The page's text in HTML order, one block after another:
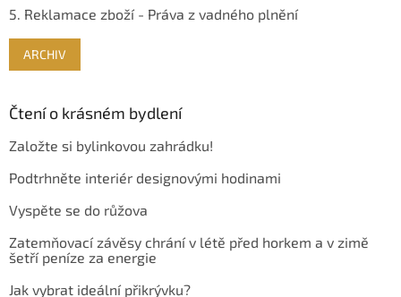
5. Reklamace zboží - Práva z vadného plnění
ARCHIV
Čtení o krásném bydlení
Založte si bylinkovou zahrádku!
Podtrhněte interiér designovými hodinami
Vyspěte se do růžova
Zatemňovací závěsy chrání v létě před horkem a v zimě
šetří peníze za energie
Jak vybrat ideální přikrývku?